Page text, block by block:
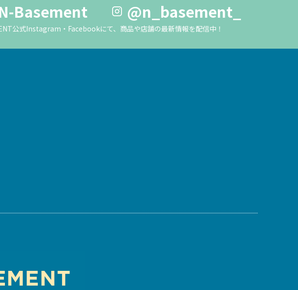
Basement @n_basement_
公式Instagram・Facebookにて、商品や店舗の最新情報を配信中！